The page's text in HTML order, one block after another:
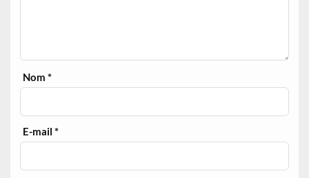
Nom*
E-mail*